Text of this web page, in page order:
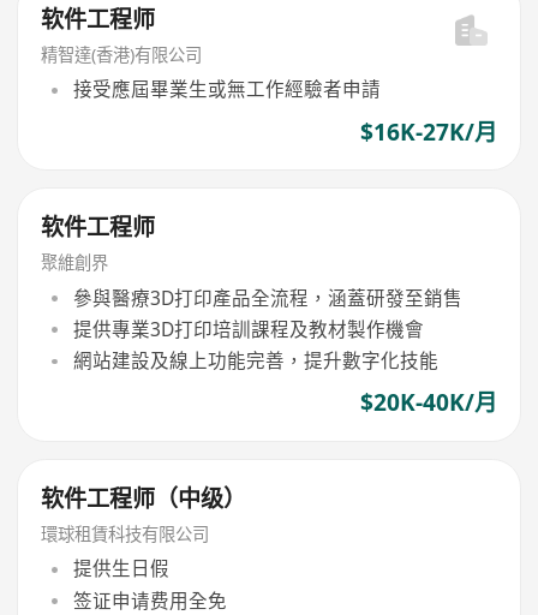
软件工程师
精智達(香港)有限公司
接受應屆畢業生或無工作經驗者申請
$16K-27K/月
软件工程师
聚維創界
參與醫療3D打印產品全流程，涵蓋研發至銷售
提供專業3D打印培訓課程及教材製作機會
網站建設及線上功能完善，提升數字化技能
$20K-40K/月
软件工程师（中级）
環球租賃科技有限公司
提供生日假
签证申请费用全免